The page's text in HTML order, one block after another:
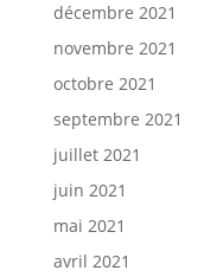
décembre 2021
novembre 2021
octobre 2021
septembre 2021
juillet 2021
juin 2021
mai 2021
avril 2021